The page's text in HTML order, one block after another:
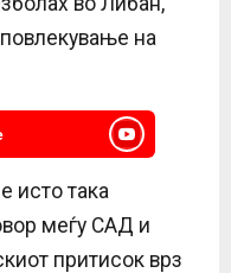
на
исто така
меѓу САД и
притисок врз